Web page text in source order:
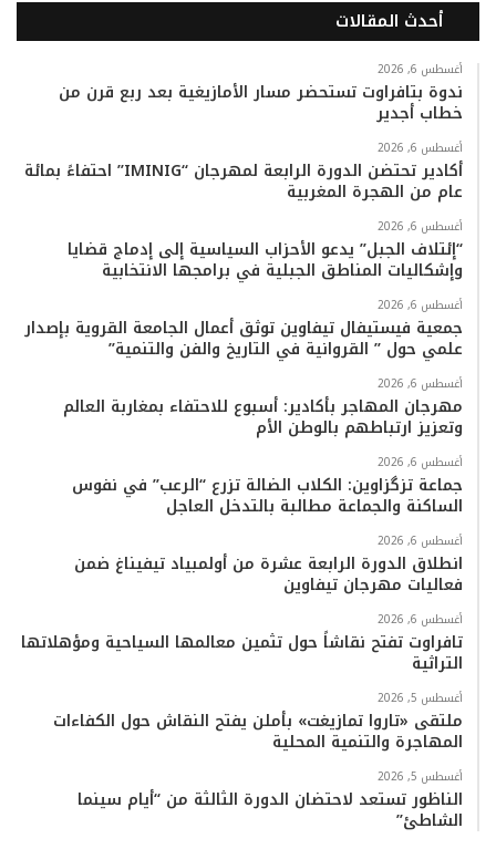
س
ك
ي
ت
ت
ي
ب
س
ر
م
k
k
ت
ب
أحدث المقالات
أغسطس 6, 2026
ندوة بتافراوت تستحضر مسار الأمازيغية بعد ربع قرن من
خطاب أجدير
أغسطس 6, 2026
أكادير تحتضن الدورة الرابعة لمهرجان “IMINIG” احتفاءً بمائة
عام من الهجرة المغربية
أغسطس 6, 2026
“إئتلاف الجبل” يدعو الأحزاب السياسية إلى إدماج قضايا
وإشكاليات المناطق الجبلية في برامجها الانتخابية
أغسطس 6, 2026
جمعية فيستيفال تيفاوين توثق أعمال الجامعة القروية بإصدار
علمي حول ” القروانية في التاريخ والفن والتنمية”
أغسطس 6, 2026
مهرجان المهاجر بأكادير: أسبوع للاحتفاء بمغاربة العالم
وتعزيز ارتباطهم بالوطن الأم
أغسطس 6, 2026
جماعة تزگزاوين: الكلاب الضالة تزرع “الرعب” في نفوس
الساكنة والجماعة مطالبة بالتدخل العاجل
أغسطس 6, 2026
انطلاق الدورة الرابعة عشرة من أولمبياد تيفيناغ ضمن
فعاليات مهرجان تيفاوين
أغسطس 6, 2026
تافراوت تفتح نقاشاً حول تثمين معالمها السياحية ومؤهلاتها
التراثية
أغسطس 5, 2026
ملتقى «تاروا تمازيغت» بأملن يفتح النقاش حول الكفاءات
المهاجرة والتنمية المحلية
أغسطس 5, 2026
الناظور تستعد لاحتضان الدورة الثالثة من “أيام سينما
الشاطئ”